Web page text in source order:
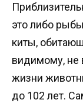
это либо
киты,
видимому, не
жизни
до 102 лет.